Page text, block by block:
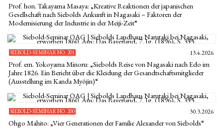
Prof. hon. Takayama Masaya: „Kreative Reaktionen der japanischen
Gesellschaft nach Siebolds Ankunft in Nagasaki – Faktoren der
Modernisierung der Industrie in der Meiji-Zeit“
SIEBOLD-SEMINAR NO. 201 13.4.2026
Prof. em. Yokoyama Minoru: „Siebolds Reise von Nagasaki nach Edo im
Jahre 1826. Ein Bericht über die Kleidung der Gesandtschaftsmitglieder
(Ausstellung im Kanda Myōjin)“
SIEBOLD-SEMINAR NO. 200 30.3.2026
Ohgo Mahito: „Vier Generationen der Familie Alexander von Siebolds“